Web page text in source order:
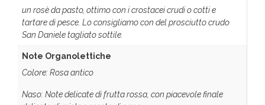
un rosè da pasto, ottimo con i crostacei crudi o cotti e
tartare di pesce. Lo consigliamo con del prosciutto crudo
San Daniele tagliato sottile.
Note Organolettiche
Colore: Rosa antico
Naso: Note delicate di frutta rossa, con piacevole finale